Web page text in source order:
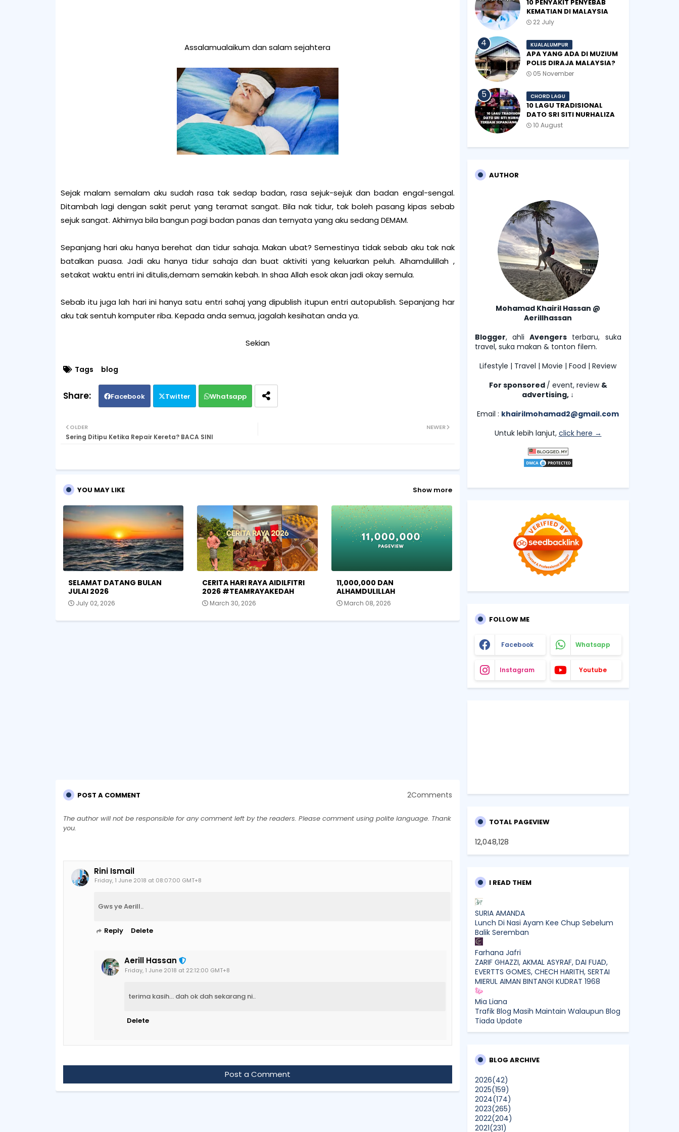
Assalamualaikum dan salam sejahtera
Sejak malam semalam aku sudah rasa tak sedap badan, rasa sejuk-sejuk dan badan engal-sengal.
Ditambah lagi dengan sakit perut yang teramat sangat. Bila nak tidur, tak boleh pasang kipas sebab
sejuk sangat. Akhirnya bila bangun pagi badan panas dan ternyata yang aku sedang DEMAM.
Sepanjang hari aku hanya berehat dan tidur sahaja. Makan ubat? Semestinya tidak sebab aku tak nak
batalkan puasa. Jadi aku hanya tidur sahaja dan buat aktiviti yang keluarkan peluh. Alhamdulillah ,
setakat waktu entri ini ditulis,demam semakin kebah. In shaa Allah esok akan jadi okay semula.
Sebab itu juga lah hari ini hanya satu entri sahaj yang dipublish itupun entri autopublish. Sepanjang har
aku tak sentuh komputer riba. Kepada anda semua, jagalah kesihatan anda ya.
Sekian
Tags blog
Facebook Twitter Whatsapp
NEWER
OLDER
Sering Ditipu Ketika Repair Kereta? BACA SINI
YOU MAY LIKE Show more
SELAMAT DATANG BULAN
JULAI 2026
July 02, 2026
CERITA HARI RAYA AIDILFITRI
2026 #TEAMRAYAKEDAH
March 30, 2026
11,000,000 DAN
ALHAMDULILLAH
March 08, 2026
POST A COMMENT 2Comments
The author will not be responsible for any comment left by the readers. Please comment using polite language. Thank
you.
Rini Ismail
Friday, 1 June 2018 at 08:07:00 GMT+8
Gws ye Aerill..
Reply Delete
Aerill Hassan
Friday, 1 June 2018 at 22:12:00 GMT+8
terima kasih... dah ok dah sekarang ni..
Delete
Post a Comment
10 PENYAKIT PENYEBAB
KEMATIAN DI MALAYSIA
22 July
KUALALUMPUR
APA YANG ADA DI MUZIUM
POLIS DIRAJA MALAYSIA?
05 November
CHORD LAGU
10 LAGU TRADISIONAL
DATO SRI SITI NURHALIZA
TERBAIK SEPANJANG
10 August
AUTHOR
Mohamad Khairil Hassan @
Aerillhassan
Blogger, ahli Avengers terbaru, suka
travel, suka makan & tonton filem.
Lifestyle | Travel | Movie | Food | Review
For sponsored / event, review &
advertising, ↓
Email : khairilmohamad2@gmail.com
Untuk lebih lanjut, click here →
FOLLOW ME
Facebook Whatsapp
Instagram Youtube
TOTAL PAGEVIEW
12,048,128
I READ THEM
SURIA AMANDA
Lunch Di Nasi Ayam Kee Chup Sebelum
Balik Seremban
Farhana Jafri
ZARIF GHAZZI, AKMAL ASYRAF, DAI FUAD,
EVERTTS GOMES, CHECH HARITH, SERTAI
MIERUL AIMAN BINTANGI KUDRAT 1968
Mia Liana
Trafik Blog Masih Maintain Walaupun Blog
Tiada Update
Best New Apps of 2026: 8 Fresh
Shamiera Osment
Tried Every Cream for Your
Pigmentation? Here's Why Pico Laser
Works Differently.
Show All
BLOG ARCHIVE
2026(42)
2025(159)
2024(174)
2023(265)
2022(204)
2021(231)